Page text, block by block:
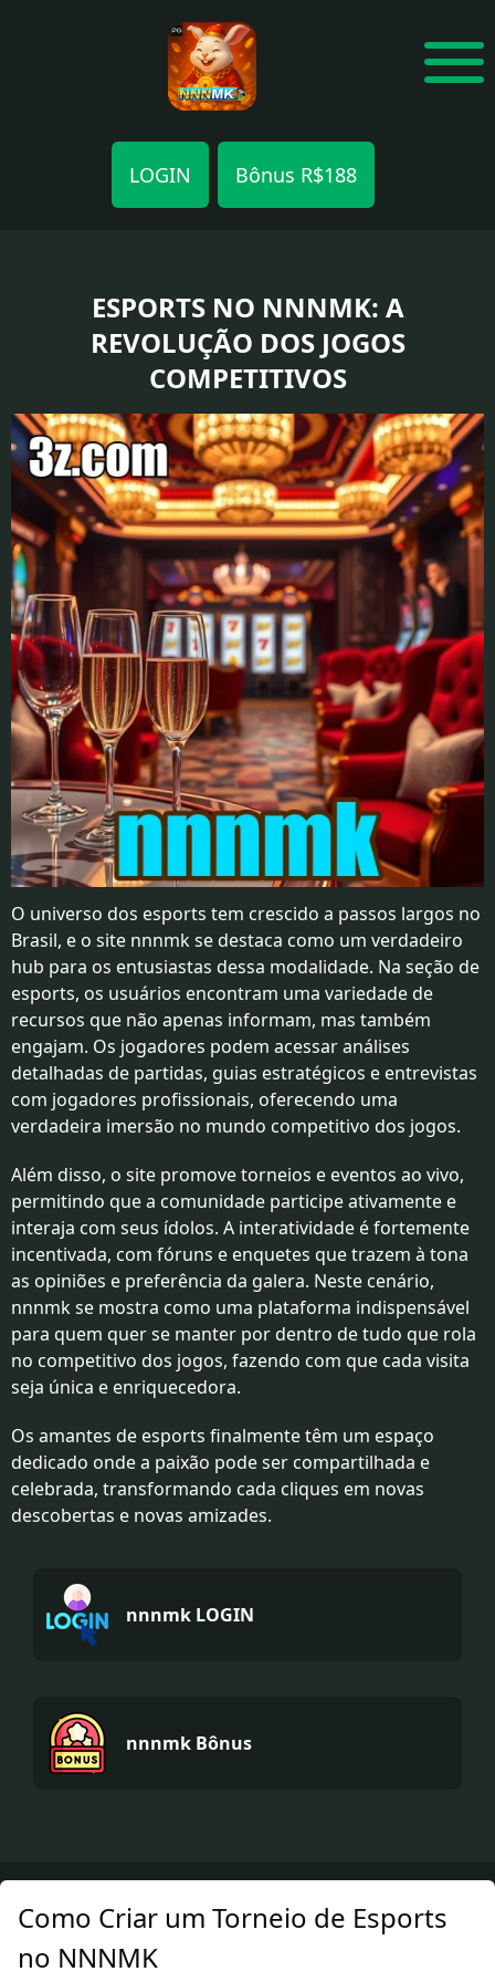
MULTIPLAYER
JOGOS
DE
AÇÃO
RPG
QUEBRA-
CABEÇA
ESPORTS
EVENTOS
TABULEIRO
LOGIN Bônus R$188
ESPORTS NO NNNMK: A
REVOLUÇÃO DOS JOGOS
COMPETITIVOS
O universo dos esports tem crescido a passos largos no
Brasil, e o site nnnmk se destaca como um verdadeiro
hub para os entusiastas dessa modalidade. Na seção de
esports, os usuários encontram uma variedade de
recursos que não apenas informam, mas também
engajam. Os jogadores podem acessar análises
detalhadas de partidas, guias estratégicos e entrevistas
com jogadores profissionais, oferecendo uma
verdadeira imersão no mundo competitivo dos jogos.
Além disso, o site promove torneios e eventos ao vivo,
permitindo que a comunidade participe ativamente e
interaja com seus ídolos. A interatividade é fortemente
incentivada, com fóruns e enquetes que trazem à tona
as opiniões e preferência da galera. Neste cenário,
nnnmk se mostra como uma plataforma indispensável
para quem quer se manter por dentro de tudo que rola
no competitivo dos jogos, fazendo com que cada visita
seja única e enriquecedora.
Os amantes de esports finalmente têm um espaço
dedicado onde a paixão pode ser compartilhada e
celebrada, transformando cada cliques em novas
descobertas e novas amizades.
nnnmk LOGIN
nnnmk Bônus
Como Criar um Torneio de Esports
no NNNMK